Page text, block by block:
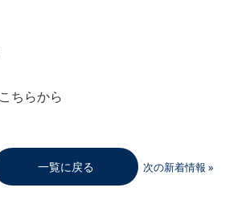
ちらから
一覧に戻る 次の新着情報 »